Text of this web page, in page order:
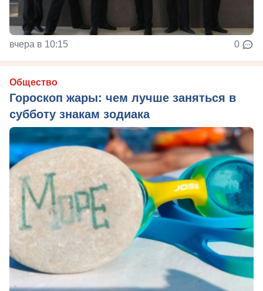
вчера в 10:15 0
Общество
Гороскоп жары: чем лучше заняться в
субботу знакам зодиака